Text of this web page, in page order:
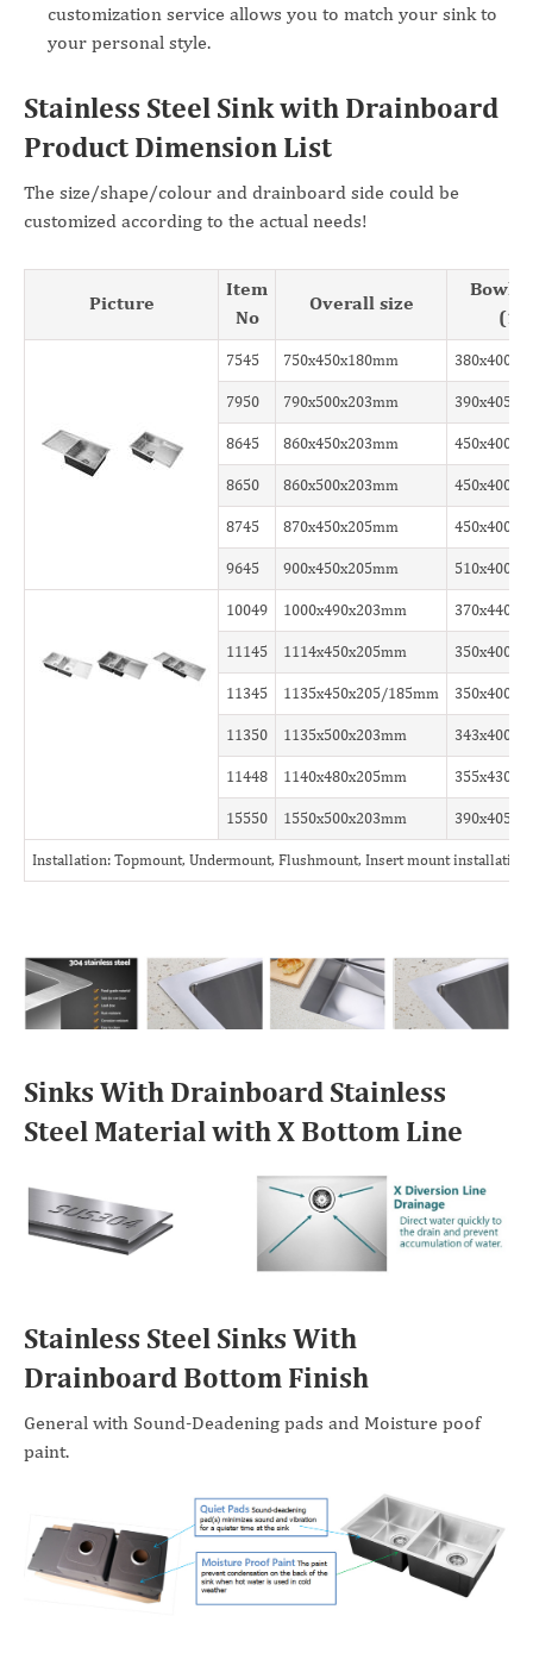
customization service allows you to match your sink to
your personal style.
Stainless Steel Sink with Drainboard
Product Dimension List
The size/shape/colour and drainboard side could be
customized according to the actual needs!
Picture
Item
No
Overall size
Bowl
(1)
7545 750x450x180mm
7950 790x500x203mm
8645 860x450x203mm
8650 860x500x203mm
8745 870x450x205mm
9645 900x450x205mm
10049 1000x490x203mm
11145 1114x450x205mm
11345 1135x450x205/185mm
11350 1135x500x203mm
11448 1140x480x205mm
15550 1550x500x203mm
Installation: Topmount, Undermount, Flushmount, Insert mount installation
Sinks With Drainboard Stainless
Steel Material with X Bottom Line
Stainless Steel Sinks With
Drainboard Bottom Finish
General with Sound-Deadening pads and Moisture poof
paint.